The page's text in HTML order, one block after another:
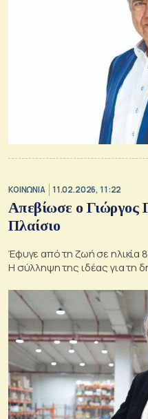
ΚΟΙΝΩΝΙΑ 11.02.2026, 11:22
Απεβίωσε ο Γιώργος
Πλαίσιο
Έφυγε από τη ζωή σε ηλικία
Η σύλληψη της ιδέας για τη